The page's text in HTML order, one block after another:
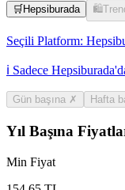
🛒 Hepsiburada 🛍️
Seçili Platform:
ℹ️ Sadece
Gün başına ✗ Hafta
Yıl Başına
Min Fiyat